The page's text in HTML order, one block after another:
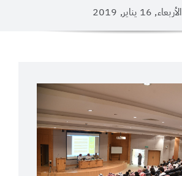
الأربعاء, 16 يناير, 2019